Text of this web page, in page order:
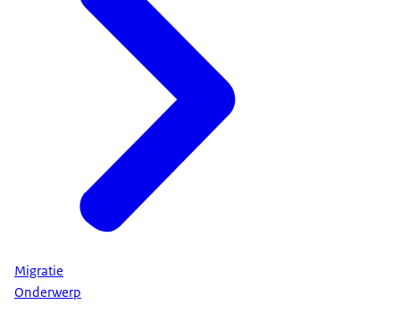
Migratie
Onderwerp